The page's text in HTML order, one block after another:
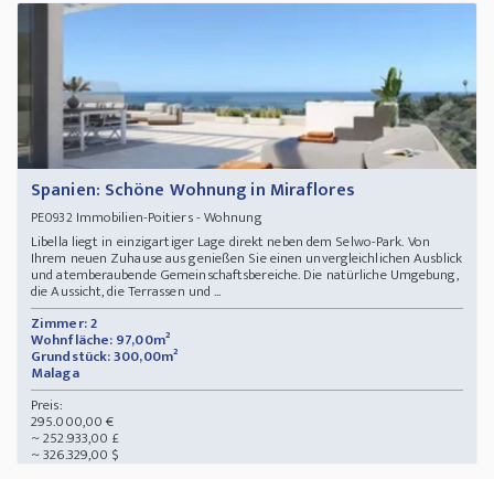
Spanien: Schöne Wohnung in Miraflores
PE0932Immobilien-Poitiers - Wohnung
Libella liegt in einzigartiger Lage direkt neben dem Selwo-Park. Von
Ihrem neuen Zuhause aus genießen Sie einen unvergleichlichen Ausblick
und atemberaubende Gemeinschaftsbereiche. Die natürliche Umgebung,
die Aussicht, die Terrassen und ...
Zimmer: 2
Wohnfläche: 97,00m²
Grundstück: 300,00m²
Malaga
Preis:
295.000,00 €
~ 252.933,00 £
~ 326.329,00 $